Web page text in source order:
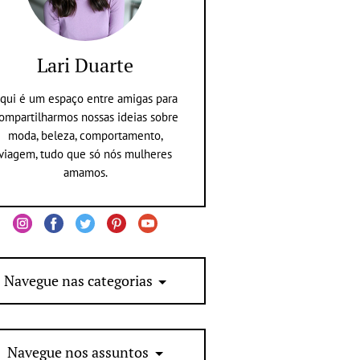
Lari Duarte
é um espaço entre amigas para
nossas ideias sobre
moda, beleza, comportamento,
tudo que só nós mulheres
amamos.
Navegue nas categorias
Navegue nos assuntos